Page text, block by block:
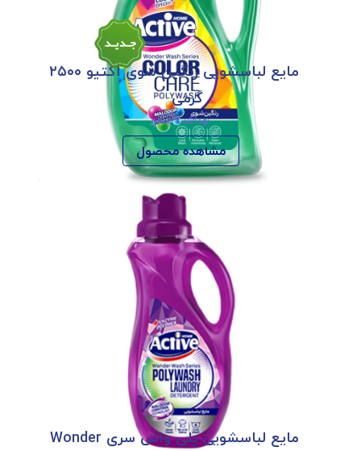
مایع لباسشویی رنگین شوی اکتیو ۲۵۰۰
گرمی
بهداشت البسه
مشاهده محصول
مایع لباسشویی پلی واش سری Wonder